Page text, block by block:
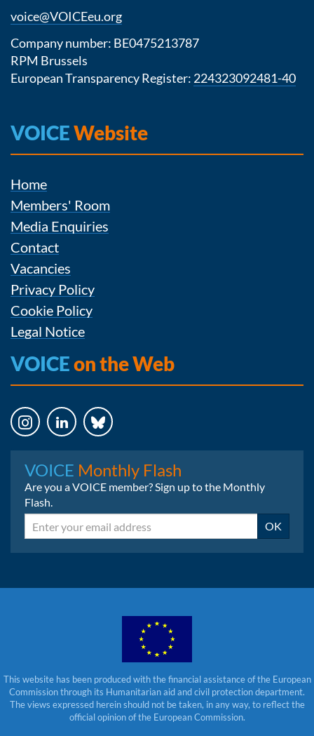
voice@VOICEeu.org
Company number: BE0475213787
RPM Brussels
European Transparency Register: 224323092481-40
VOICEWebsite
Home
Members' Room
Media Enquiries
Contact
Vacancies
Privacy Policy
Cookie Policy
Legal Notice
VOICEon the Web
VOICE Monthly Flash
Are you a VOICE member? Sign up to the Monthly
Flash.
Email OK
This website has been produced with the financial assistance of the European
Commission through its Humanitarian aid and civil protection department.
The views expressed herein should not be taken, in any way, to reflect the
official opinion of the European Commission.